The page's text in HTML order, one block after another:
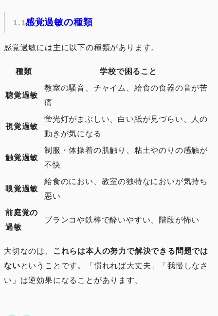
感覚過敏の種類
感覚過敏には主に以下の種類があります。
種類 学校で困ること
聴覚過敏
教室の騒音、チャイム、給食の食器の音が苦
痛
視覚過敏
蛍光灯がまぶしい、白い紙が見づらい、人の
動きが気になる
触覚過敏
制服・体操着の肌触り、粘土やのりの感触が
不快
嗅覚過敏
給食のにおい、教室の独特なにおいが気持ち
悪い
前庭覚の
過敏
ブランコや鉄棒で酔いやすい、階段が怖い
大切なのは、
これらは本人の努力で解決できる問題では
ないということです。「慣れれば大丈夫」「我慢しなさ
い」は逆効果になることがあります。